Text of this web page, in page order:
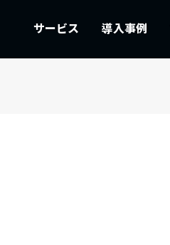
サービス 導入事例